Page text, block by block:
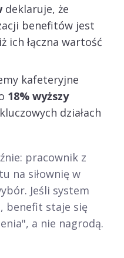
deklaruje, że
benefitów jest
ich łączna wartość
kafeteryjne
18% wyższy
działach
pracownik z
na siłownię w
Jeśli system
benefit staje się
a nie nagrodą.